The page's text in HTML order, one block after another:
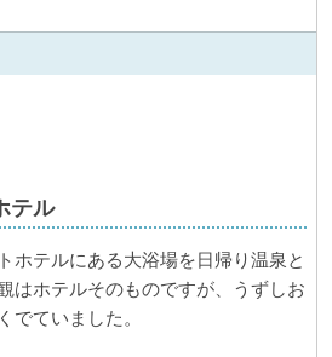
テル
ホテルにある大浴場を日帰り温泉と
はホテルそのものですが、うずしお
でていました。